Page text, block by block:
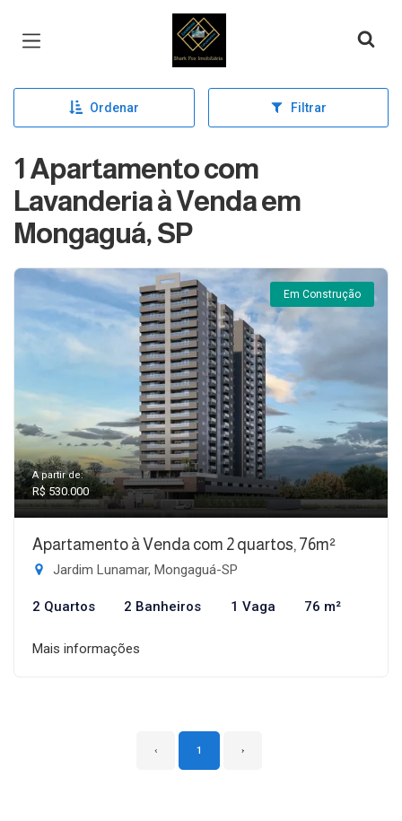
Página inicial
Ordenar Filtrar
1 Apartamento com
Lavanderia à Venda em
Mongaguá, SP
Em Construção
A partir de:
R$ 530.000
Apartamento à Venda com 2 quartos, 76m²
Jardim Lunamar, Mongaguá-SP
2 Quartos 2 Banheiros 1 Vaga 76 m²
Mais informações
‹ 1 ›